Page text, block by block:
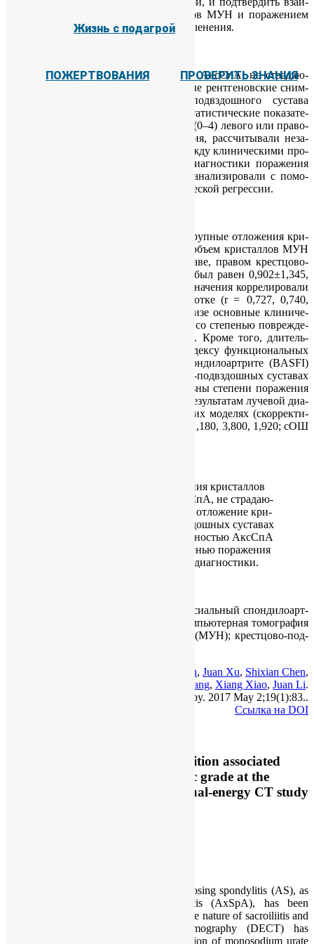
Жизнь с подагрой
ПОЖЕРТВОВАНИЯ ПРОВЕРИТЬ ЗНАНИЯ
мо­связь меж­ду от­ло­же­ни­ем кри­стал­лов МУН и по­ра­же­ни­ем
струк­тур крест­цо­во-под­вздош­но­го со­чле­не­ния.
В ис­сле­до­ва­ние на­бра­ли 186 боль­ных АксСпА, не стра­да­ю­
щих по­дагрой. Бы­ли по­лу­че­ны про­стые рент­ге­нов­ские сним­
ки, ДЭКТ-изо­бра­же­ния крест­цо­во-под­вздош­но­го су­ста­ва
и кли­ни­че­ские ха­рак­те­ри­сти­ки. Все ста­ти­сти­че­ские по­ка­за­те­
ли, свя­зан­ные со сте­пе­нью по­ра­же­ния (0–4) ле­во­го или пра­во­
го крест­цо­во-под­вздош­но­го со­чле­не­ния, рас­счи­ты­ва­ли неза­
ви­си­мо друг от дру­га. Вза­и­мо­связь меж­ду кли­ни­че­ски­ми про­
яв­ле­ни­я­ми и ре­зуль­та­та­ми лу­че­вой ди­а­гно­сти­ки по­ра­же­ния
крест­цо­во-под­вздош­но­го со­чле­не­ния ана­ли­зи­ро­ва­ли с по­мо­
щью би­ва­ри­ат­но­го ана­ли­за и ло­ги­сти­че­ской ре­грес­сии.
У боль­ных АксСпА бы­ли вы­яв­ле­ны круп­ные от­ло­же­ния кри­
стал­лов МУН в ма­лом та­зе. Сред­ний объ­ем кри­стал­лов МУН
в ле­вом крест­цо­во-под­вздош­ном су­ста­ве, пра­вом крест­цо­во-
под­вздош­ном су­ста­ве и в ма­лом та­зе был ра­вен 0,902±1,345,
1,074±1,878 и 5,272±9,044 см3, и эти зна­че­ния кор­ре­ли­ро­ва­ли
с уров­нем мо­че­вой кис­ло­ты в сы­во­рот­ке (r = 0,727, 0,740,
0,896; p<0,001). В би­ва­ри­ант­ном ана­ли­зе ос­нов­ные кли­ни­че­
ские по­ка­за­те­ли бы­ли ас­со­ци­и­ро­ва­ны со сте­пе­нью по­вре­жде­
ния крест­цо­во-под­вздош­ных су­ста­вов. Кро­ме то­го, дли­тель­
ность АксСпА, балл по Бат­ско­му ин­дек­су функ­цио­наль­ных
на­ру­ше­ний при ан­ки­ло­зи­ру­ю­щем спон­ди­ло­арт­ри­те (BASFI)
и объ­ем кри­стал­лов МУН в крест­цо­во-под­вздош­ных су­ста­вах
с обе­их сто­ро­ны бы­ли про­пор­цио­наль­ны сте­пе­ни по­ра­же­ния
крест­цо­во-под­вздош­ных су­ста­вов по ре­зуль­та­там лу­че­вой ди­а­
гно­сти­ки в ор­ди­наль­ных ло­ги­сти­че­ских мо­де­лях (скор­рек­ти­
ро­ван­ное от­но­ше­ние шан­сов сле­ва = 1,180, 3,800, 1,920; сОШ
ДЭКТ по­ка­за­ла боль­шие от­ло­же­ния кри­стал­лов
МУН в ма­лом та­зе боль­ных АксСпА, не стра­да­ю­
щих по­дагрой. У этих па­ци­ен­тов от­ло­же­ние кри­
стал­лов МУН в крест­цо­во-под­вздош­ных су­ста­вах
бы­ло свя­за­но не толь­ко с дли­тель­но­стью АксСпА
и бал­лом по BASFI, но и со сте­пе­нью по­ра­же­ния
су­ста­вов по ре­зуль­та­там лу­че­вой ди­а­гно­сти­ки.
Ан­ки­ло­зи­ру­ю­щий спон­ди­лит (АС); ак­си­аль­ный спон­ди­ло­арт­
рит (АксСпА); двух­энер­ге­ти­че­ская ком­пью­тер­ная то­мо­гра­фия
(ДЭКТ); кри­стал­лы мо­но­ура­та на­трия (МУН); крест­цо­во-под­
Yi Zhou, Juan Xu, Shixian Chen,
Yinger Huang, Xiang Xiao, Juan Li.
Arthritis Research & Therapy. 2017 May 2;19(1):83..
Ссылка на DOI
Monosodium urate crystal deposition associated
with the progress of radiographic grade at the
sacroiliac joint in axial SpA: a dual-energy CT study
Previous studies have revealed that ankylosing spondylitis (AS), as
the progenitor of axial spondyloarthritis (AxSpA), has been
characterized by the insidiously progressive nature of sacroiliitis and
spondylitis. Dual-energy computed tomography (DECT) has
recently been used to analyse the deposition of monosodium urate
Проверить знания